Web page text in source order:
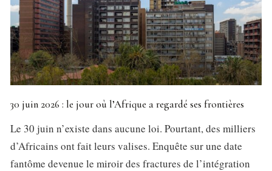
30 juin 2026 : le jour où l’Afrique a regardé ses frontières
Le 30 juin n’existe dans aucune loi. Pourtant, des milliers
d’Africains ont fait leurs valises. Enquête sur une date
fantôme devenue le miroir des fractures de l’intégration